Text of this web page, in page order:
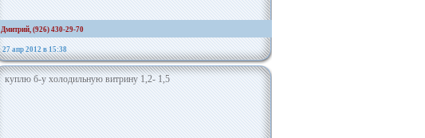
Дмитрий, (926) 430-29-70
27 апр 2012 в 15:38
куплю б-у холодильную витрину 1,2- 1,5